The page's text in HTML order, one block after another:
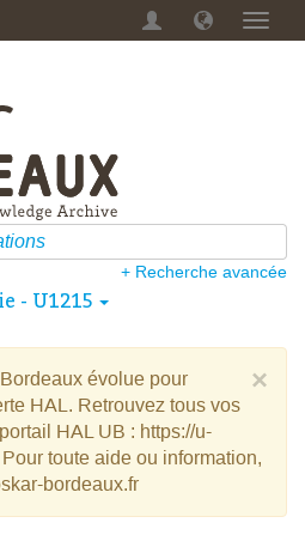
Menu
+ Recherche avancée
- U1215
×
évolue pour
HAL. Retrouvez tous vos
HAL UB : https://u-
toute aide ou information,
bordeaux.fr